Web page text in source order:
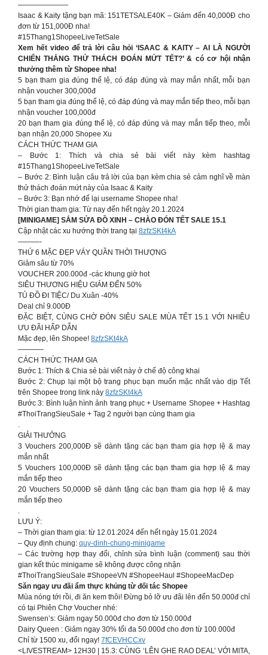
———————
Isaac & Kaity tặng bạn mã: 151TETSALE40K – Giảm đến 40,000Đ cho
đơn từ 151,000Đ nha!
#15Thang1ShopeeLiveTetSale
Xem hết video để trả lời câu hỏi ‘ISAAC & KAITY – AI LÀ NGƯỜI
CHIẾN THẮNG THỬ THÁCH ĐOÁN MỨT TẾT?’ & có cơ hội nhận
thưởng thêm từ Shopee nha!
5 bạn tham gia đúng thể lệ, có đáp đúng và may mắn nhất, mỗi bạn
nhận voucher 300,000đ
5 bạn tham gia đúng thể lệ, có đáp đúng và may mắn tiếp theo, mỗi bạn
nhận voucher 100,000đ
20 bạn tham gia đúng thể lệ, có đáp đúng và may mắn tiếp theo, mỗi
bạn nhận 20,000 Shopee Xu
CÁCH THỨC THAM GIA
– Bước 1: Thích và chia sẻ bài viết này kèm hashtag
#15Thang1ShopeeLiveTetSale
– Bước 2: Bình luận câu trả lời của bạn kèm chia sẻ cảm nghĩ về màn
thử thách đoán mứt này của Isaac & Kaity
– Bước 3: Bạn nhớ để lại username Shopee nha!
Thời gian tham gia: Từ nay đến hết ngày 20.1.2024
[MINIGAME] SẮM SỬA ĐỒ XINH – CHÀO ĐÓN TẾT SALE 15.1
Cập nhật các xu hướng thời trang tại 8zfzSKt4kA
———-
THỨ 6 MẶC ĐẸP VÁY QUẦN THỜI THƯỢNG
Giảm sâu từ 70%
VOUCHER 200.000đ -các khung giờ hot
SIÊU THƯƠNG HIỆU GIẢM ĐẾN 50%
TỦ ĐỒ ĐI TIỆC/ Du Xuân -40%
Deal chỉ 9.000Đ
ĐẶC BIỆT, CÙNG CHỜ ĐÓN SIÊU SALE MÙA TẾT 15.1 VỚI NHIỀU
ƯU ĐÃI HẤP DẪN
Mặc đẹp, lên Shopee! 8zfzSKt4kA
———–
CÁCH THỨC THAM GIA
Bước 1: Thích & Chia sẻ bài viết này ở chế độ công khai
Bước 2: Chụp lại một bộ trang phục bạn muốn mặc nhất vào dịp Tết
trên Shopee trong link này 8zfzSKt4kA
Bước 3: Bình luận hình ảnh trang phục + Username Shopee + Hashtag
#ThoiTrangSieuSale + Tag 2 người bạn cùng tham gia
.
GIẢI THƯỞNG
3 Vouchers 200,000Đ sẽ dành tặng các bạn tham gia hợp lệ & may
mắn nhất
5 Vouchers 100,000Đ sẽ dành tặng các bạn tham gia hợp lệ & may
mắn tiếp theo
20 Vouchers 50,000Đ sẽ dành tặng các bạn tham gia hợp lệ & may
mắn tiếp theo
.
LƯU Ý:
– Thời gian tham gia: từ 12.01.2024 đến hết ngày 15.01.2024
– Quy định chung: quy-dinh-chung-minigame
– Các trường hợp thay đổi, chỉnh sửa bình luận (comment) sau thời
gian kết thúc minigame sẽ không được công nhận
#ThoiTrangSieuSale #ShopeeVN #ShopeeHaul #ShopeeMacDep
Săn ngay ưu đãi ẩm thực khủng từ đối tác Shopee
Mùa nóng tới rồi, đi ăn kem thôi! Đừng bỏ lỡ ưu đãi lên đến 50.000đ chỉ
có tại Phiên Chợ Voucher nhé:
Swensen’s: Giảm ngay 50.000đ cho đơn từ 150.000đ
Dairy Queen : Giảm ngay 30% tối đa 50.000đ cho đơn từ 100.000đ
Chỉ từ 1500 xu, đổi ngay! 7fCEVHCCxv
<LIVESTREAM> 12H30 | 15.3: CÙNG ‘LÊN GHE RAO DEAL’ VỚI MITA,